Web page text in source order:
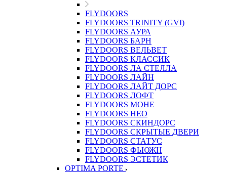
FLYDOORS
FLYDOORS TRINITY (GVI)
FLYDOORS АУРА
FLYDOORS БАРН
FLYDOORS ВЕЛЬВЕТ
FLYDOORS КЛАССИК
FLYDOORS ЛА СТЕЛЛА
FLYDOORS ЛАЙН
FLYDOORS ЛАЙТ ДОРС
FLYDOORS ЛОФТ
FLYDOORS МОНЕ
FLYDOORS НЕО
FLYDOORS СКИНДОРС
FLYDOORS СКРЫТЫЕ ДВЕРИ
FLYDOORS СТАТУС
FLYDOORS ФЬЮЖН
FLYDOORS ЭСТЕТИК
OPTIMA PORTE